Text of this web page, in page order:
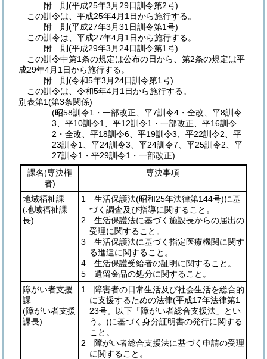
附 則(平成25年3月29日訓令第2号)
この訓令は、平成25年4月1日から施行する。
附 則(平成27年3月31日訓令第1号)
この訓令は、平成27年4月1日から施行する。
附 則(平成29年3月24日訓令第1号)
この訓令中第1条の規定は公布の日から、第2条の規定は平
成29年4月1日から施行する。
附 則(令和5年3月24日訓令第1号)
この訓令は、令和5年4月1日から施行する。
別表第1(第3条関係)
(昭58訓令1・一部改正、平7訓令4・全改、平8訓令
3、平10訓令1、平12訓令1・一部改正、平16訓令
2・全改、平18訓令6、平19訓令3、平22訓令2、平
23訓令1、平24訓令3、平24訓令7、平25訓令2、平
27訓令1・平29訓令1・一部改正)
課名(専決権
者)
専決事項
地域福祉課
(地域福祉課
長)
1 生活保護法(昭和25年法律第144号)に基
づく調査及び指導に関すること。
2 生活保護法に基づく施設長からの届出の
受理に関すること。
3 生活保護法に基づく指定医療機関に関す
る進達に関すること。
4 生活保護受給者の証明に関すること。
5 遺留金品の処分に関すること。
障がい者支援
課
(障がい者支援
課長)
1 障害者の日常生活及び社会生活を総合的
に支援するための法律(平成17年法律第1
23号。以下「障がい者総合支援法」とい
う。)に基づく身分証明書の発行に関する
こと。
2 障がい者総合支援法に基づく申請の受理
に関すること。